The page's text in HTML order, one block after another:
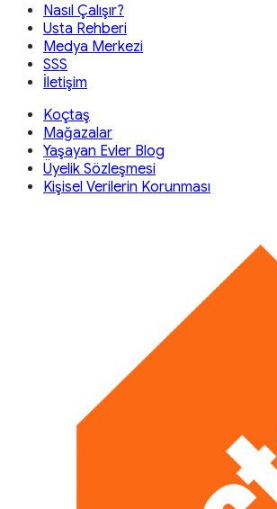
Nasıl Çalışır?
Usta Rehberi
Medya Merkezi
SSS
İletişim
Koçtaş
Mağazalar
Yaşayan Evler Blog
Üyelik Sözleşmesi
Kişisel Verilerin Korunması